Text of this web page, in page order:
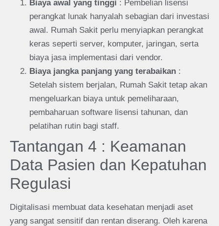
Biaya awal yang tinggi : Pembelian lisensi
perangkat lunak hanyalah sebagian dari investasi
awal. Rumah Sakit perlu menyiapkan perangkat
keras seperti server, komputer, jaringan, serta
biaya jasa implementasi dari vendor.
Biaya jangka panjang yang terabaikan :
Setelah sistem berjalan, Rumah Sakit tetap akan
mengeluarkan biaya untuk pemeliharaan,
pembaharuan software lisensi tahunan, dan
pelatihan rutin bagi staff.
Tantangan 4 : Keamanan
Data Pasien dan Kepatuhan
Regulasi
Digitalisasi membuat data kesehatan menjadi aset
yang sangat sensitif dan rentan diserang. Oleh karena